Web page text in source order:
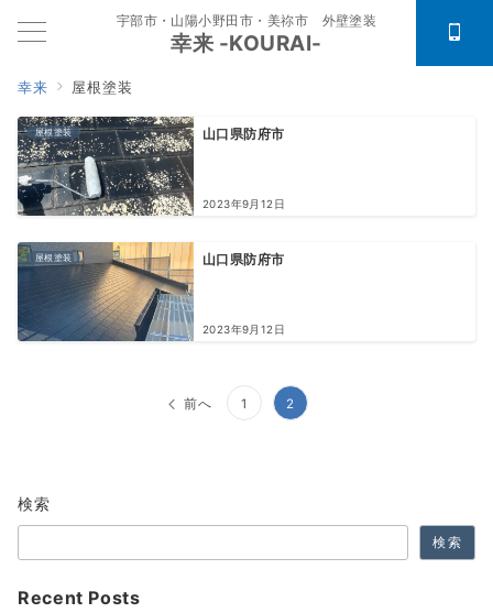
宇部市・山陽小野田市・美祢市 外壁塗装
幸来 -KOURAI-
幸来 屋根塗装
屋根塗装 山口県防府市
2023年9月12日
屋根塗装 山口県防府市
2023年9月12日
ペ
ー
ジ
前へ 1 2
検索
検索
Recent Posts